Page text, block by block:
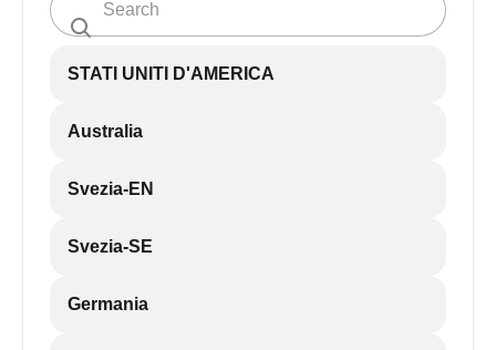
STATI UNITI D'AMERICA
Australia
Svezia-EN
Svezia-SE
Germania